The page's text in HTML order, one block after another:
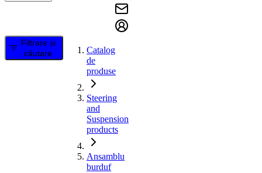
Filtrare și
căutare
Catalog
de
produse
Steering
and
Suspension
products
Ansamblu
burduf